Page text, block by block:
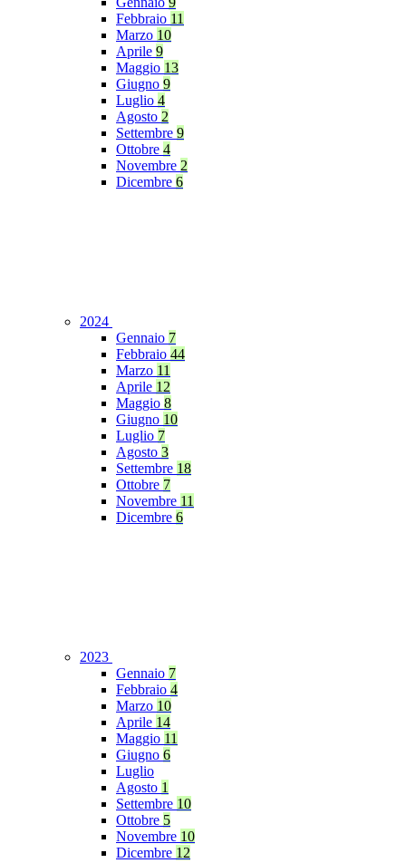
Febbraio 11
Marzo 10
Aprile 9
Maggio 13
Giugno 9
Luglio 4
Agosto 2
Settembre 9
Ottobre 4
Novembre 2
Dicembre 6
2024
Gennaio 7
Febbraio 44
Marzo 11
Aprile 12
Maggio 8
Giugno 10
Luglio 7
Agosto 3
Settembre 18
Ottobre 7
Novembre 11
Dicembre 6
2023
Gennaio 7
Febbraio 4
Marzo 10
Aprile 14
Maggio 11
Giugno 6
Luglio
Agosto 1
Settembre 10
Ottobre 5
Novembre 10
Dicembre 12